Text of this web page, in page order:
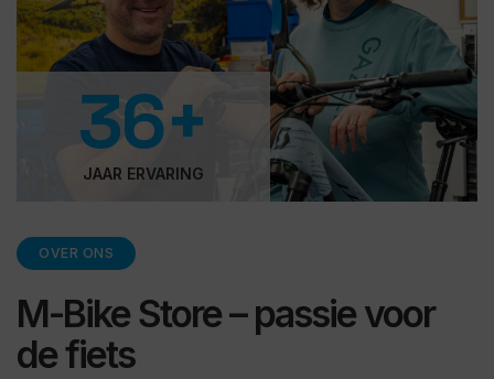
36+
JAAR ERVARING
OVER ONS
M-Bike Store – passie voor
de fiets